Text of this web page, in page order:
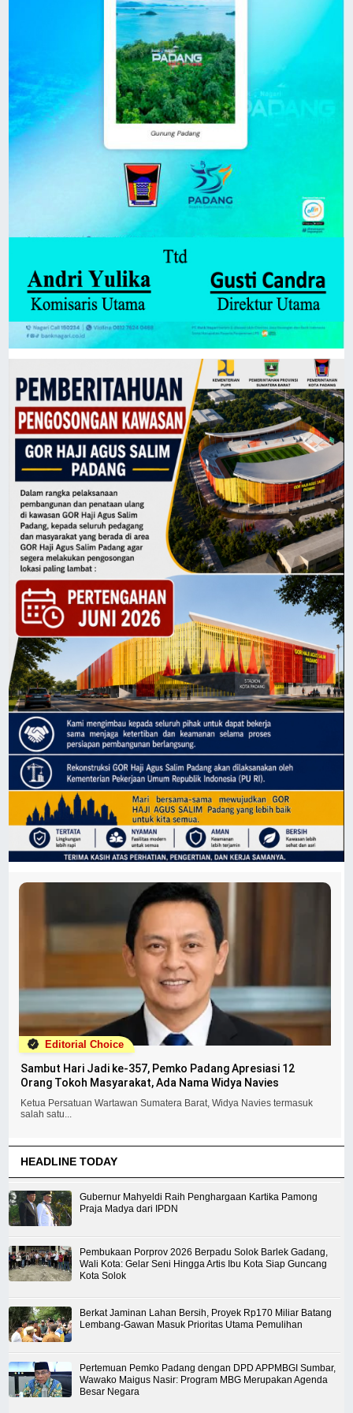
Editorial Choice
Sambut Hari Jadi ke-357, Pemko Padang Apresiasi 12
Orang Tokoh Masyarakat, Ada Nama Widya Navies
Ketua Persatuan Wartawan Sumatera Barat, Widya Navies termasuk
salah satu...
HEADLINE TODAY
Gubernur Mahyeldi Raih Penghargaan Kartika Pamong
Praja Madya dari IPDN
Pembukaan Porprov 2026 Berpadu Solok Barlek Gadang,
Wali Kota: Gelar Seni Hingga Artis Ibu Kota Siap Guncang
Kota Solok
Berkat Jaminan Lahan Bersih, Proyek Rp170 Miliar Batang
Lembang-Gawan Masuk Prioritas Utama Pemulihan
Pertemuan Pemko Padang dengan DPD APPMBGI Sumbar,
Wawako Maigus Nasir: Program MBG Merupakan Agenda
Besar Negara